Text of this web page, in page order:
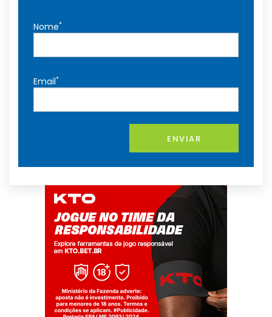
Nome*
Email*
ENVIAR